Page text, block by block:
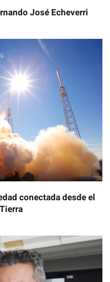
José Echeverri
conectada desde el